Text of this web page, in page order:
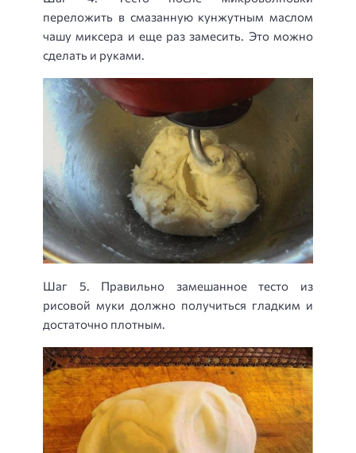
переложить в смазанную кунжутным маслом
чашу миксера и еще раз замесить. Это можно
сделать и руками.
Шаг 5. Правильно замешанное тесто из
рисовой муки должно получиться гладким и
достаточно плотным.